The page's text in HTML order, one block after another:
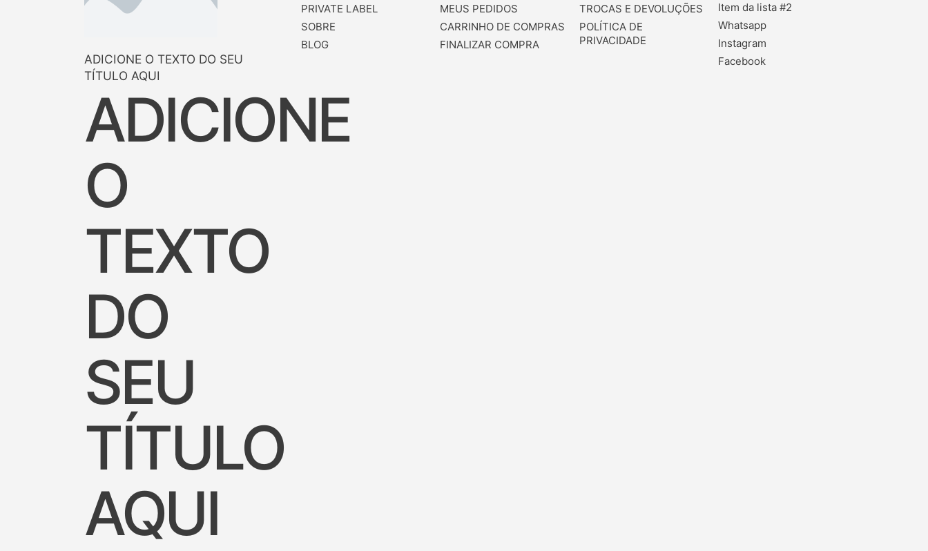
ADICIONE O TEXTO DO SEU
TÍTULO AQUI
ADICIONE
O
TEXTO
DO
SEU
TÍTULO
AQUI
PRIVATE LABEL
SOBRE
BLOG
MEUS PEDIDOS
CARRINHO DE COMPRAS
FINALIZAR COMPRA
TROCAS E DEVOLUÇÕES
POLÍTICA DE
PRIVACIDADE
Item da lista #2
Whatsapp
Instagram
Facebook